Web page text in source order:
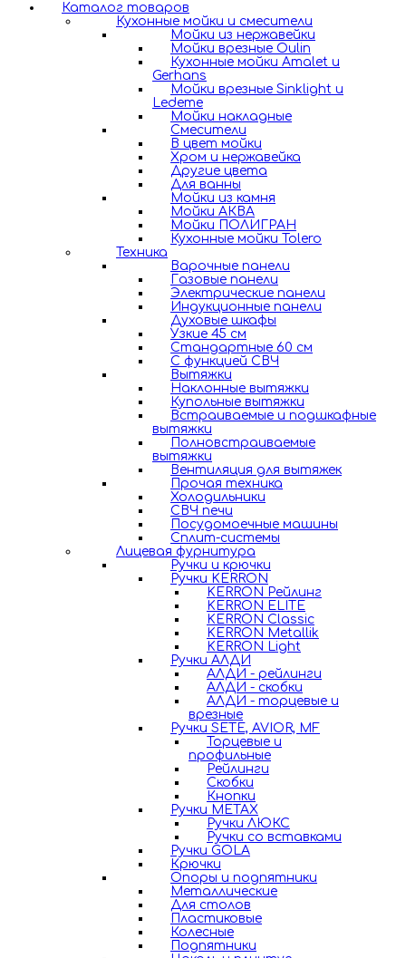
Каталог товаров
Кухонные мойки и смесители
Мойки из нержавейки
Мойки врезные Oulin
Кухонные мойки Amalet и
Gerhans
Мойки врезные Sinklight и
Ledeme
Мойки накладные
Смесители
В цвет мойки
Хром и нержавейка
Другие цвета
Для ванны
Мойки из камня
Мойки АКВА
Мойки ПОЛИГРАН
Кухонные мойки Tolero
Техника
Варочные панели
Газовые панели
Электрические панели
Индукционные панели
Духовые шкафы
Узкие 45 см
Стандартные 60 см
С функцией СВЧ
Вытяжки
Наклонные вытяжки
Купольные вытяжки
Встраиваемые и подшкафные
вытяжки
Полновстраиваемые
вытяжки
Вентиляция для вытяжек
Прочая техника
Холодильники
СВЧ печи
Посудомоечные машины
Сплит-системы
Лицевая фурнитура
Ручки и крючки
Ручки KERRON
KERRON Рейлинг
KERRON ELITE
KERRON Classic
KERRON Metallik
KERRON Light
Ручки АЛДИ
АЛДИ - рейлинги
АЛДИ - скобки
АЛДИ - торцевые и
врезные
Ручки SETE, AVIOR, MF
Торцевые и
профильные
Рейлинги
Скобки
Кнопки
Ручки METAX
Ручки ЛЮКС
Ручки со вставками
Ручки GOLA
Крючки
Опоры и подпятники
Металлические
Для столов
Пластиковые
Колесные
Подпятники